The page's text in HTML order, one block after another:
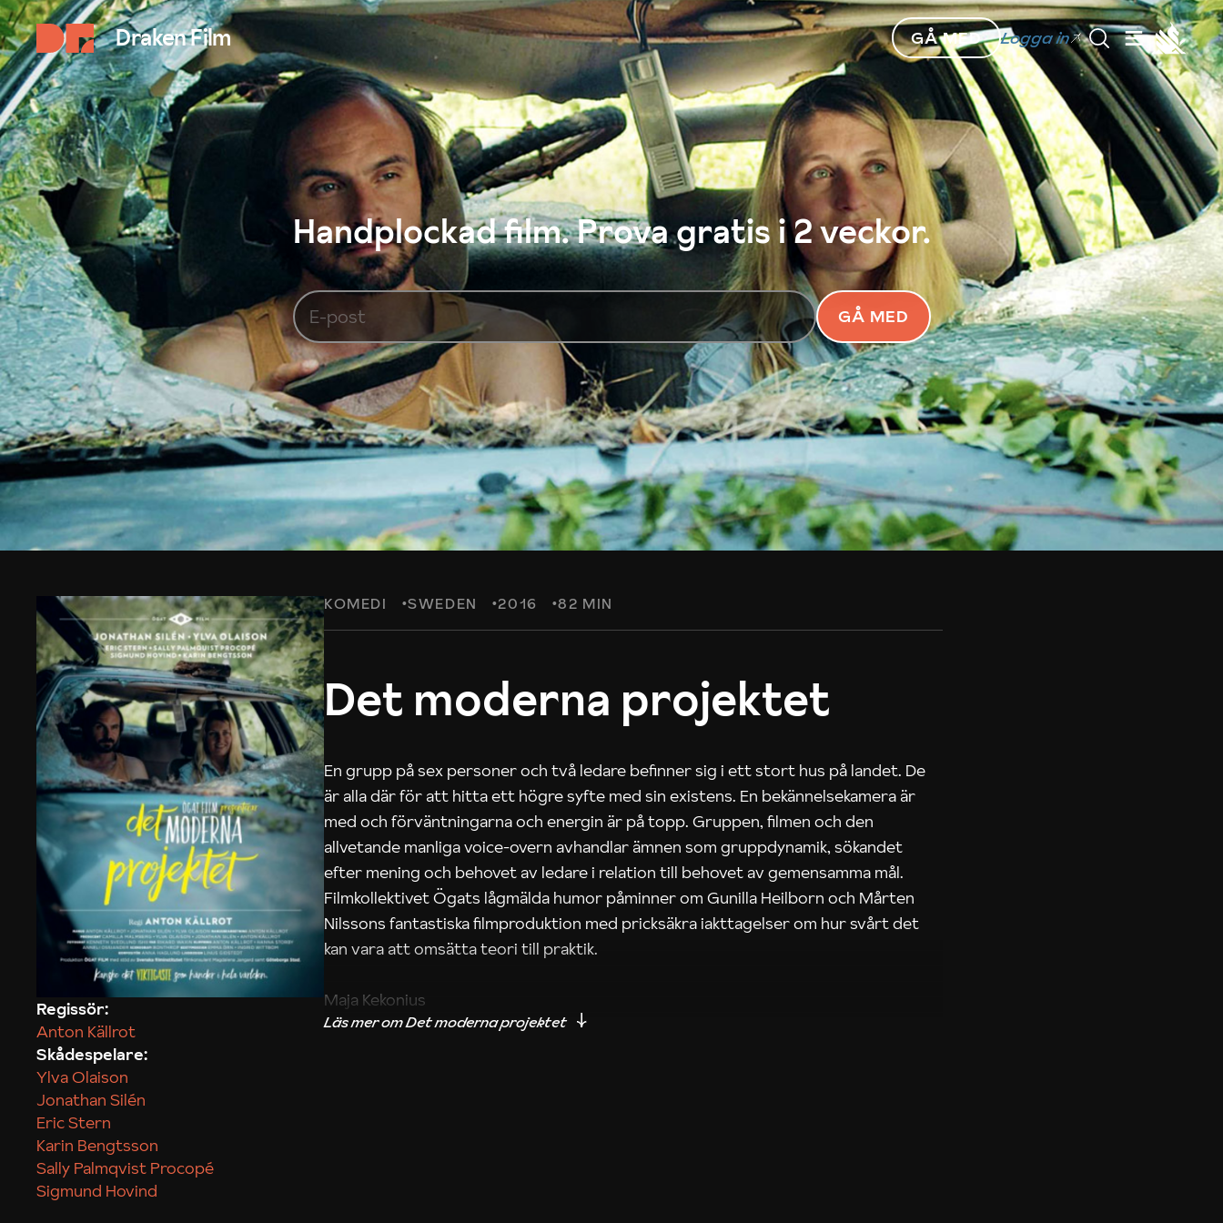
Draken Film GÅ MED Logga in
Handplockad film. Prova gratis i 2 veckor.
GÅ MED
KOMEDI SWEDEN 2016 82 MIN
Det moderna projektet
En grupp på sex personer och två ledare befinner sig i ett stort hus på landet. De
är alla där för att hitta ett högre syfte med sin existens. En bekännelsekamera är
med och förväntningarna och energin är på topp. Gruppen, filmen och den
allvetande manliga voice-overn avhandlar ämnen som gruppdynamik, sökandet
efter mening och behovet av ledare i relation till behovet av gemensamma mål.
Filmkollektivet Ögats lågmälda humor påminner om Gunilla Heilborn och Mårten
Nilssons fantastiska filmproduktion med pricksäkra iakttagelser om hur svårt det
kan vara att omsätta teori till praktik.
Maja Kekonius
Regissör:
Anton Källrot
Skådespelare:
Ylva Olaison
Jonathan Silén
Eric Stern
Karin Bengtsson
Sally Palmqvist Procopé
Sigmund Hovind